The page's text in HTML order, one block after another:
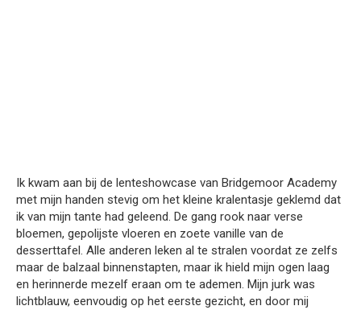
Ik kwam aan bij de lenteshowcase van Bridgemoor Academy
met mijn handen stevig om het kleine kralentasje geklemd dat
ik van mijn tante had geleend. De gang rook naar verse
bloemen, gepolijste vloeren en zoete vanille van de
desserttafel. Alle anderen leken al te stralen voordat ze zelfs
maar de balzaal binnenstapten, maar ik hield mijn ogen laag
en herinnerde mezelf eraan om te ademen. Mijn jurk was
lichtblauw, eenvoudig op het eerste gezicht, en door mij